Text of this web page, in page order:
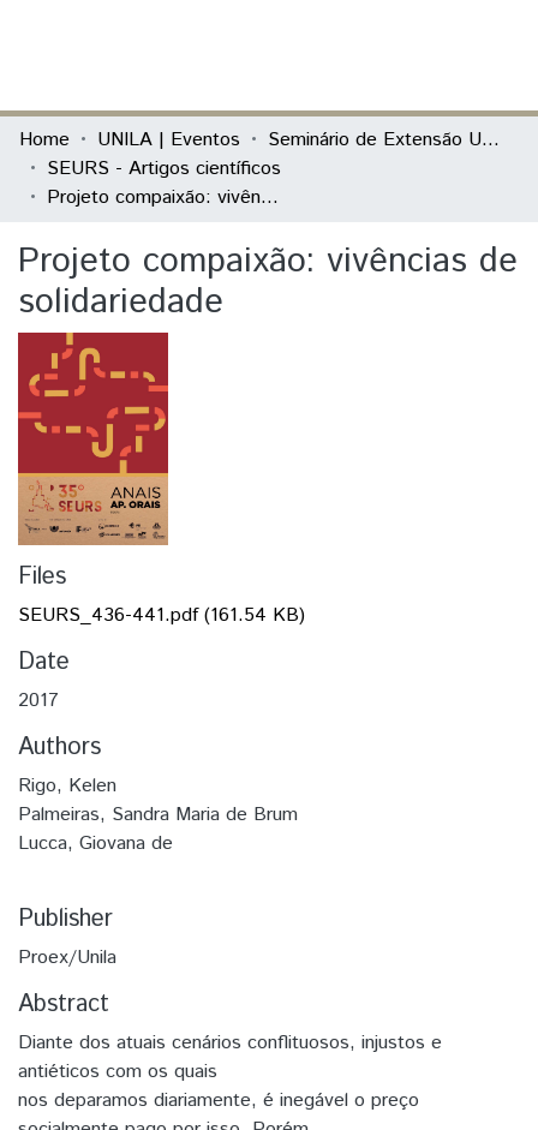
Communities & Collections
All of DSpace
Home UNILA | Eventos
Seminário de Extensão Universitária da Região Sul (SEURS)
SEURS - Artigos científicos
Projeto compaixão: vivências de solidariedade
Projeto compaixão: vivências de
solidariedade
Files
SEURS_436-441.pdf(161.54 KB)
Date
2017
Authors
Rigo, Kelen
Palmeiras, Sandra Maria de Brum
Lucca, Giovana de
Publisher
Proex/Unila
Abstract
Diante dos atuais cenários conflituosos, injustos e
antiéticos com os quais
nos deparamos diariamente, é inegável o preço